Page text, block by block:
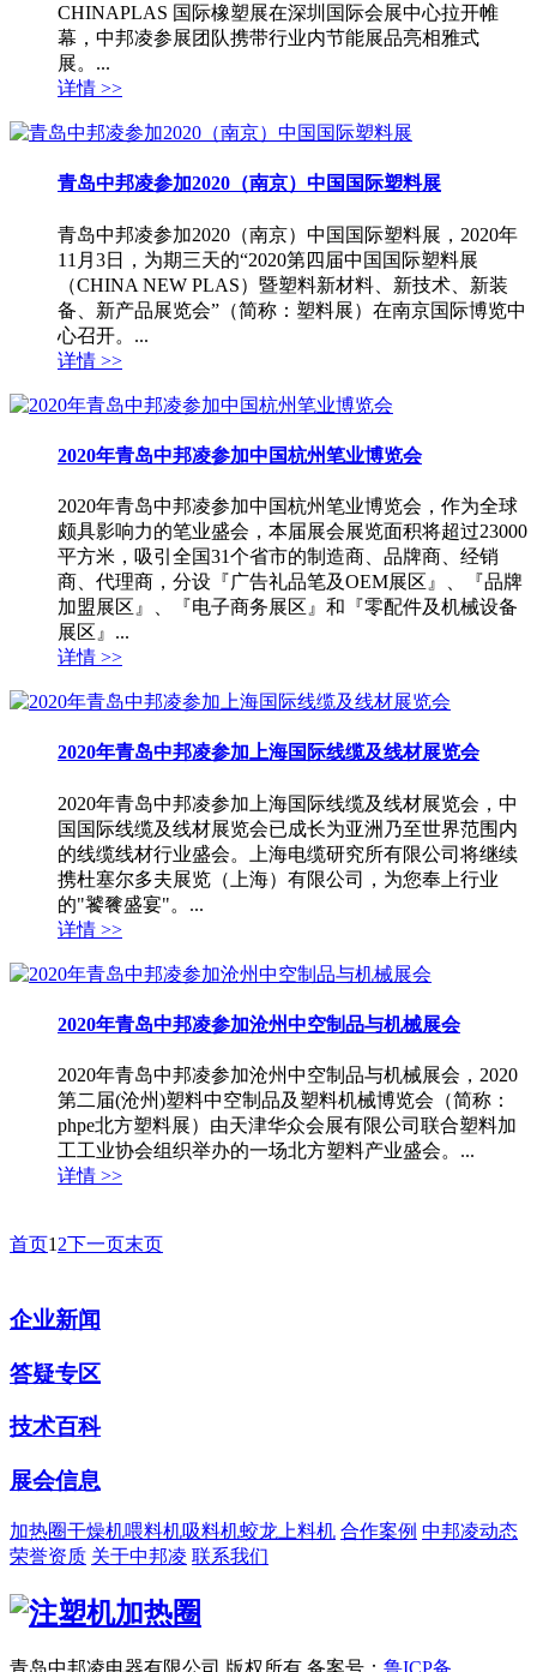
CHINAPLAS 国际橡塑展在深圳国际会展中心拉开帷
幕，中邦凌参展团队携带行业内节能展品亮相雅式
展。...
详情 >>
青岛中邦凌参加2020（南京）中国国际塑料展
青岛中邦凌参加2020（南京）中国国际塑料展，2020年
11月3日，为期三天的“2020第四届中国国际塑料展
（CHINA NEW PLAS）暨塑料新材料、新技术、新装
备、新产品展览会”（简称：塑料展）在南京国际博览中
心召开。...
详情 >>
2020年青岛中邦凌参加中国杭州笔业博览会
2020年青岛中邦凌参加中国杭州笔业博览会，作为全球
颇具影响力的笔业盛会，本届展会展览面积将超过23000
平方米，吸引全国31个省市的制造商、品牌商、经销
商、代理商，分设『广告礼品笔及OEM展区』、『品牌
加盟展区』、『电子商务展区』和『零配件及机械设备
展区』...
详情 >>
2020年青岛中邦凌参加上海国际线缆及线材展览会
2020年青岛中邦凌参加上海国际线缆及线材展览会，中
国国际线缆及线材展览会已成长为亚洲乃至世界范围内
的线缆线材行业盛会。上海电缆研究所有限公司将继续
携杜塞尔多夫展览（上海）有限公司，为您奉上行业
的"饕餮盛宴"。...
详情 >>
2020年青岛中邦凌参加沧州中空制品与机械展会
2020年青岛中邦凌参加沧州中空制品与机械展会，2020
第二届(沧州)塑料中空制品及塑料机械博览会（简称：
phpe北方塑料展）由天津华众会展有限公司联合塑料加
工工业协会组织举办的一场北方塑料产业盛会。...
详情 >>
首页1 2下一页末页
企业新闻
答疑专区
技术百科
展会信息
加热圈干燥机喂料机吸料机蛟龙上料机 合作案例 中邦凌动态
荣誉资质 关于中邦凌 联系我们
青岛中邦凌电器有限公司 版权所有 备案号： 鲁ICP备